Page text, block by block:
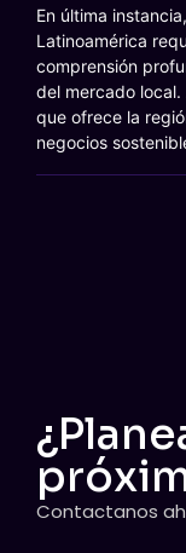
En última
Latinoamérica
comprensión
del mercado
que ofrece la
negocios
Contactanos